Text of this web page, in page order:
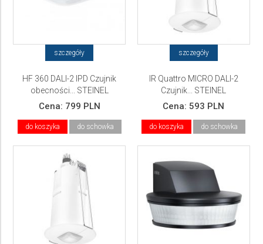
szczegóły
HF 360 DALI-2 IPD Czujnik
obecności... STEINEL
Cena: 799 PLN
do koszyka do schowka
szczegóły
IR Quattro MICRO DALI-2
Czujnik... STEINEL
Cena: 593 PLN
do koszyka do schowka